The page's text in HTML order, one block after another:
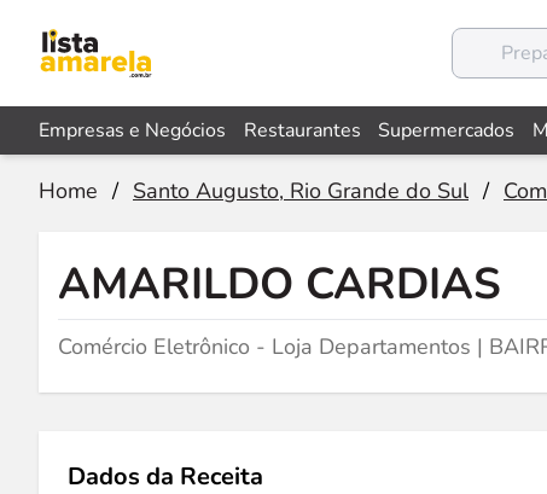
Empresas e Negócios Restaurantes Supermercados
Home / Santo Augusto, Rio Grande do Sul /
AMARILDO CARDIAS
Comércio Eletrônico - Loja Departamentos |
Dados da Receita